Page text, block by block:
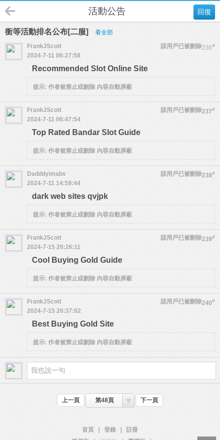
回復
活動公告
衝等活動排名公布[二服] 看全部
236#
FrankJScott
該用戶已被刪除
2024-7-11 06:27:58
Recommended Slot Online Site
提示: 作者被禁止或刪除 內容自動屏蔽
237#
FrankJScott
該用戶已被刪除
2024-7-11 06:47:54
Top Rated Bandar Slot Guide
提示: 作者被禁止或刪除 內容自動屏蔽
238#
Dadddyimabs
該用戶已被刪除
2024-7-11 14:59:44
dark web sites qvjpk
提示: 作者被禁止或刪除 內容自動屏蔽
239#
FrankJScott
該用戶已被刪除
2024-7-15 20:26:11
Cool Buying Gold Guide
提示: 作者被禁止或刪除 內容自動屏蔽
240#
FrankJScott
該用戶已被刪除
2024-7-15 20:37:02
Best Buying Gold Site
提示: 作者被禁止或刪除 內容自動屏蔽
上一頁 第48頁 下一頁
首頁 登錄
註冊